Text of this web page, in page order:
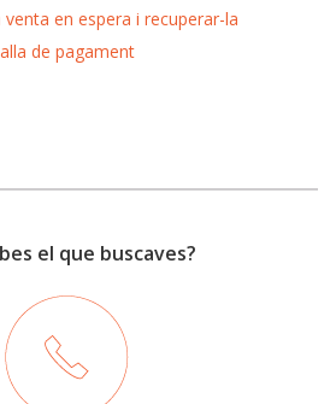
en espera i recuperar-la
de pagament
el que buscaves?